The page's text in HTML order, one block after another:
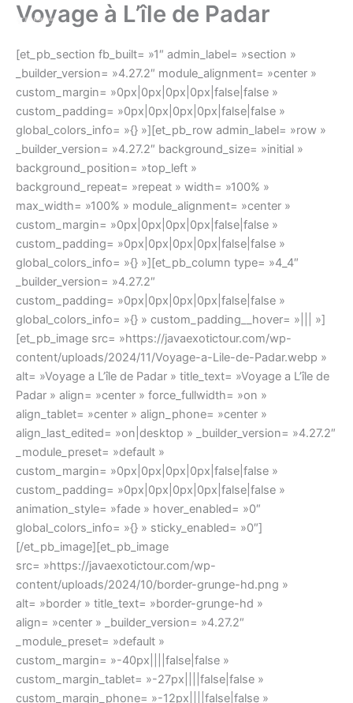
Aller
contenu
Voyage à L’île de Padar
[et_pb_section fb_built= »1″ admin_label= »section »
_builder_version= »4.27.2″ module_alignment= »center »
custom_margin= »0px|0px|0px|0px|false|false »
custom_padding= »0px|0px|0px|0px|false|false »
global_colors_info= »{} »][et_pb_row admin_label= »row »
_builder_version= »4.27.2″ background_size= »initial »
background_position= »top_left »
background_repeat= »repeat » width= »100% »
max_width= »100% » module_alignment= »center »
custom_margin= »0px|0px|0px|0px|false|false »
custom_padding= »0px|0px|0px|0px|false|false »
global_colors_info= »{} »][et_pb_column type= »4_4″
_builder_version= »4.27.2″
custom_padding= »0px|0px|0px|0px|false|false »
global_colors_info= »{} » custom_padding__hover= »||| »]
[et_pb_image src= »https://javaexotictour.com/wp-
content/uploads/2024/11/Voyage-a-Lile-de-Padar.webp »
alt= »Voyage a L’île de Padar » title_text= »Voyage a L’île de
Padar » align= »center » force_fullwidth= »on »
align_tablet= »center » align_phone= »center »
align_last_edited= »on|desktop » _builder_version= »4.27.2″
_module_preset= »default »
custom_margin= »0px|0px|0px|0px|false|false »
custom_padding= »0px|0px|0px|0px|false|false »
animation_style= »fade » hover_enabled= »0″
global_colors_info= »{} » sticky_enabled= »0″]
[/et_pb_image][et_pb_image
src= »https://javaexotictour.com/wp-
content/uploads/2024/10/border-grunge-hd.png »
alt= »border » title_text= »border-grunge-hd »
align= »center » _builder_version= »4.27.2″
_module_preset= »default »
custom_margin= »-40px||||false|false »
custom_margin_tablet= »-27px||||false|false »
custom_margin_phone= »-12px||||false|false »